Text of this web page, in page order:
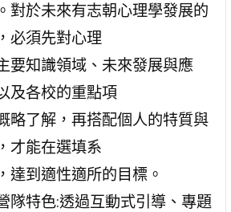
對於未來有志朝心理學發展的
必須先對心理
要知識領域、未來發展與應
及各校的重點項
略了解，再搭配個人的特質與
才能在選填系
達到適性適所的目標。
隊特色:透過互動式引導、專題